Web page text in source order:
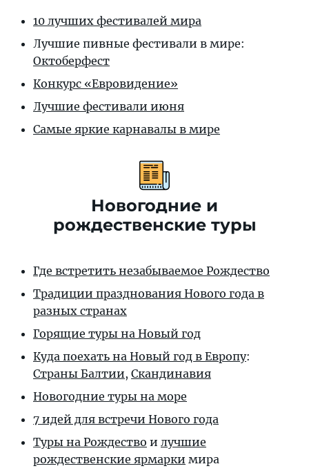
10 лучших фестивалей мира
Лучшие пивные фестивали в мире:
Октоберфест
Конкурс «Евровидение»
Лучшие фестивали июня
Самые яркие карнавалы в мире
Новогодние и
рождественские туры
Где встретить незабываемое Рождество
Традиции празднования Нового года в
разных странах
Горящие туры на Новый год
Куда поехать на Новый год в Европу:
Страны Балтии, Скандинавия
Новогодние туры на море
7 идей для встречи Нового года
Туры на Рождество и лучшие
рождественские ярмарки мира